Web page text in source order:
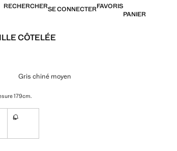
RECHERCHERSE CONNECTERFAVORIS
PANIER
CÔTELÉE
Gris chiné moyen
179cm.
L